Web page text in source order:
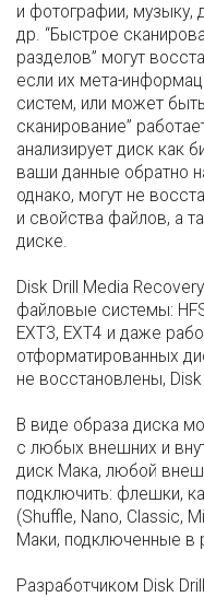
и фотографии, музыку,
др. “Быстрое
разделов” могут
если их мета-
систем, или может
сканирование”
анализирует диск как
ваши данные обратно
однако, могут не
и свойства файлов, а
диске.
Disk Drill Media
файловые системы:
EXT3, EXT4 и даже
отформатированных
не восстановлены, Disk
В виде образа диска
с любых внешних и
диск Мака, любой
подключить: флешки,
(Shuffle, Nano, Classic,
Маки, подключенные в
Разработчиком Disk